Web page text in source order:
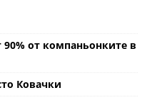
от компаньонките в
Ковачки